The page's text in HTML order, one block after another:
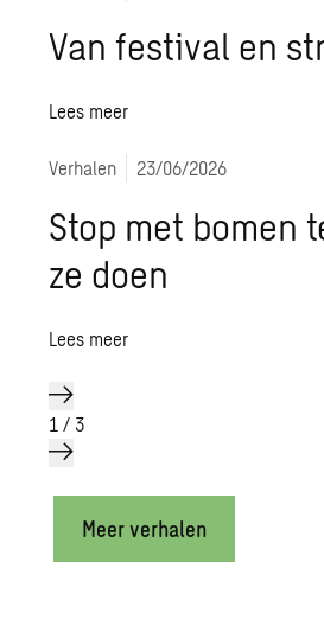
Van festival en
Lees meer
Verhalen 23/06/2026
Stop met bomen
ze doen
Lees meer
1 / 3
Meer verhalen